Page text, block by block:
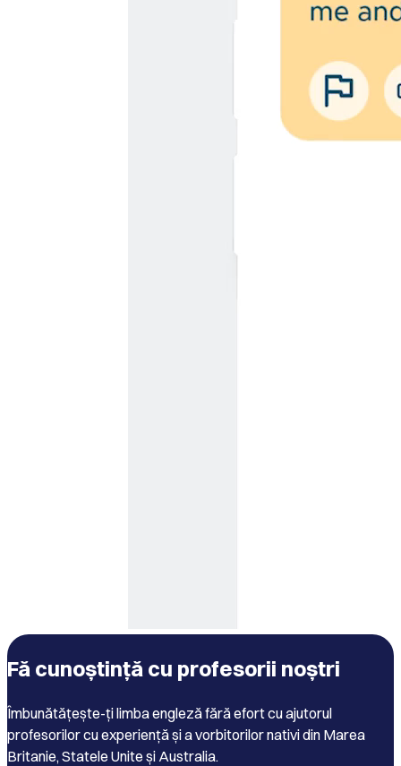
Fă cunoștință cu profesorii noștri
Îmbunătățește-ți limba engleză fără efort cu ajutorul
profesorilor cu experiență și a vorbitorilor nativi din Marea
Britanie, Statele Unite și Australia.